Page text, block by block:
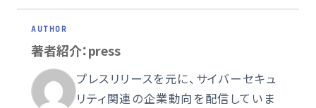
著者紹介：press
プレスリリースを元に、サイバーセキュ
リティ関連の企業動向を配信していま